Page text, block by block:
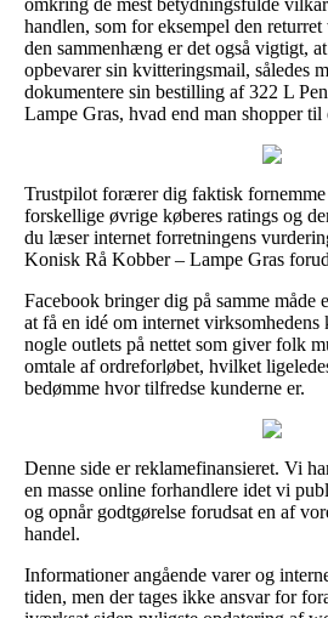
handlen, som for eksempel den
den sammenhæng er det også vigtigt,
opbevarer sin kvitteringsmail, således
dokumentere sin bestilling af 322 L
Lampe Gras, hvad end man shopper til
Trustpilot forærer dig faktisk
forskellige øvrige køberes ratings og
du læser internet forretningens
Konisk Rå Kobber – Lampe Gras
Facebook bringer dig på samme
at få en idé om internet
nogle outlets på nettet som giver folk
omtale af ordreforløbet, hvilket
bedømme hvor tilfredse kunderne er.
Denne side er reklamefinansieret. Vi
en masse online forhandlere idet vi
og opnår godtgørelse forudsat en af
handel.
Informationer angående varer og
tiden, men der tages ikke ansvar for